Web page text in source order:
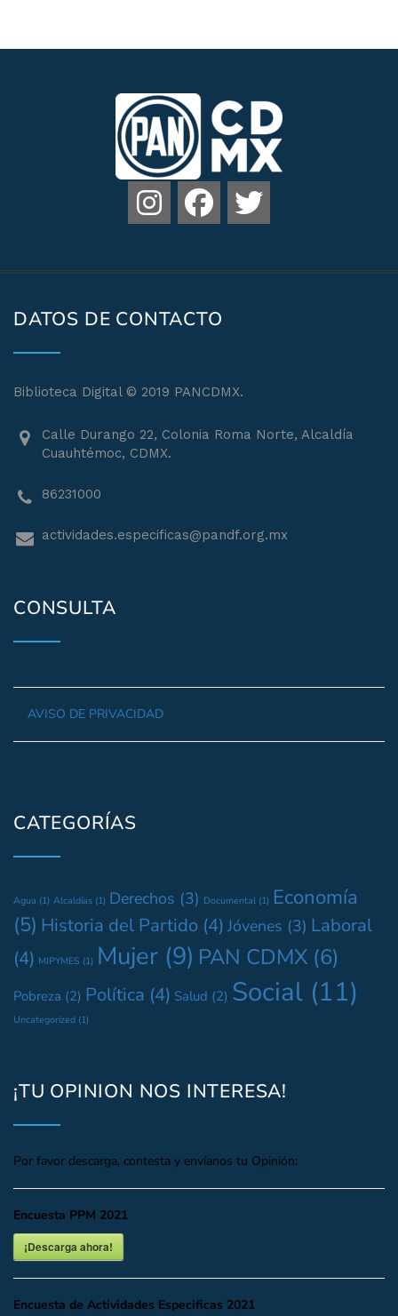
DATOS DE CONTACTO
Biblioteca Digital © 2019 PANCDMX.
Calle Durango 22, Colonia Roma Norte, Alcaldía
Cuauhtémoc, CDMX.
86231000
actividades.especificas@pandf.org.mx
CONSULTA
AVISO DE PRIVACIDAD
CATEGORÍAS
Agua (1) Alcaldías (1) Derechos (3) Documental (1) Economía
(5) Historia del Partido (4) Jóvenes (3) Laboral
(4) MIPYMES (1) Mujer (9) PAN CDMX (6)
Pobreza (2) Política (4) Salud (2) Social (11)
Uncategorized (1)
¡TU OPINION NOS INTERESA!
Por favor descarga, contesta y envíanos tu Opinión:
Encuesta PPM 2021
¡Descarga ahora!
Encuesta de Actividades Especificas 2021